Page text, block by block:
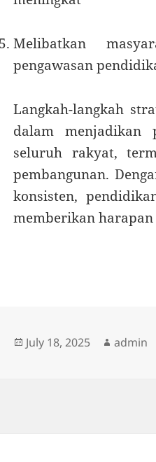
Melibatkan
pengawasan
Langkah-langkah
dalam menjadikan
seluruh rakyat,
pembangunan.
konsisten,
memberikan harapan
Posted
July 18, 2025 Author
admin